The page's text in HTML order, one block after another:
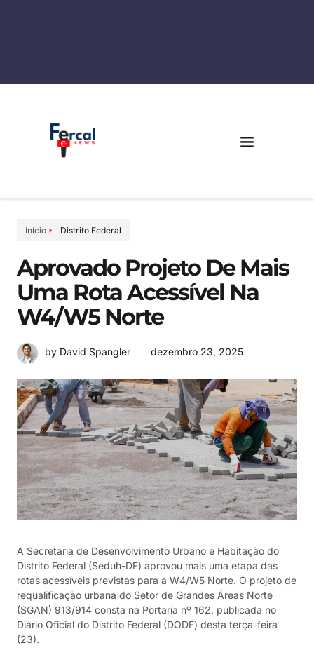
Início Distrito Federal
Aprovado Projeto De Mais
Uma Rota Acessível Na
W4/W5 Norte
by David Spangler dezembro 23, 2025
A Secretaria de Desenvolvimento Urbano e Habitação do
Distrito Federal (Seduh-DF) aprovou mais uma etapa das
rotas acessíveis previstas para a W4/W5 Norte. O projeto de
requalificação urbana do Setor de Grandes Áreas Norte
(SGAN) 913/914 consta na Portaria nº 162, publicada no
Diário Oficial do Distrito Federal (DODF) desta terça-feira
(23).